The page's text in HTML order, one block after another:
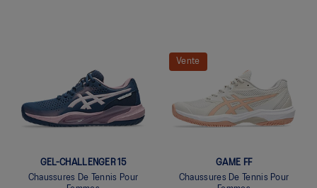
Quickview
GEL-CHALLENGER 15
Chaussures De Tennis Pour
Vente
GAME FF
Chaussures De Tennis Pour